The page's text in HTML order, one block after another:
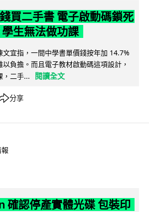
買二手書 電子啟動碼鎖死
生無法做功課
宜指，一間中學書單價錢按年加 14.7%
負擔。而且電子教材啟動碼這項設計，
，二手...
閱讀全文
分享
確認停產實體光碟 包裝印